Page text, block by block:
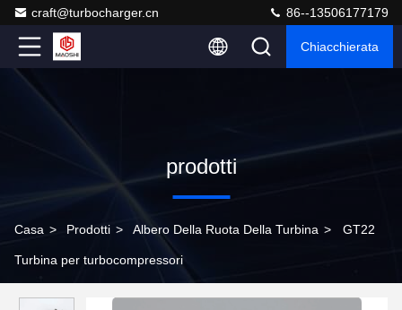
craft@turbocharger.cn 86--13506177179
Chiacchierata
prodotti
Casa > Prodotti > Albero Della Ruota Della Turbina > GT22
Turbina per turbocompressori